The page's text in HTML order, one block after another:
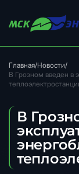
Главная/Новости/
В Грозном введен в
В